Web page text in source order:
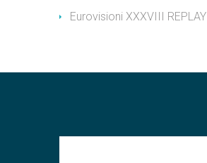
Eurovisioni XXXVIII REPLAY